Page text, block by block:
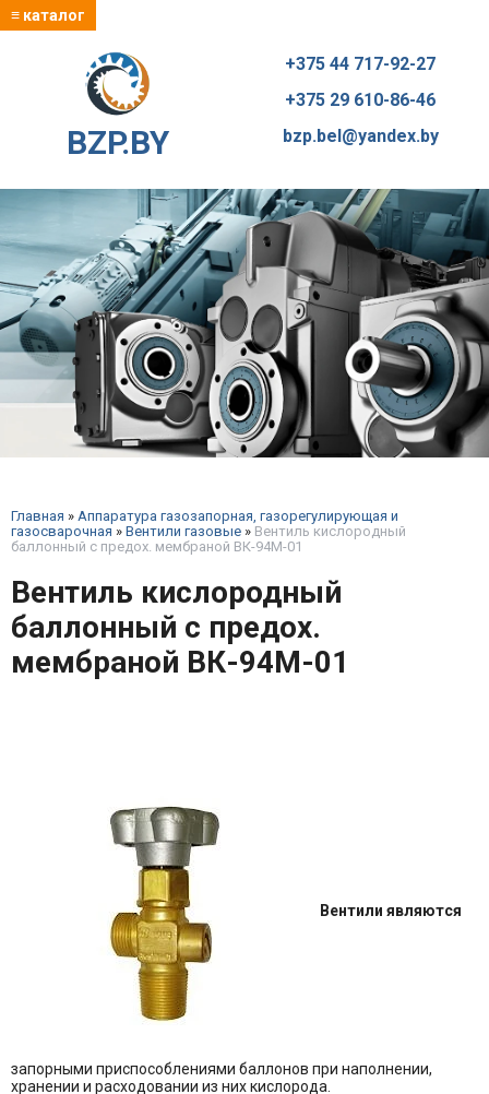
≡ каталог
BZP.BY
+375 44 717-92-27
+375 29 610-86-46
bzp.bel@yandex.by
Главная » Аппаратура газозапорная, газорегулирующая и
газосварочная » Вентили газовые » Вентиль кислородный
баллонный с предох. мембраной ВК-94М-01
Вентиль кислородный
баллонный с предох.
мембраной ВК-94М-01
Вентили являются
запорными приспособлениями баллонов при наполнении,
хранении и расходовании из них кислорода.